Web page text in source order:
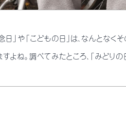
日」や「こどもの日」は、なんとな
よね。調べてみたところ、「みどり